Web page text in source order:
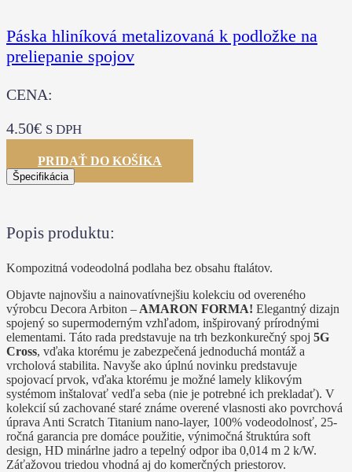
Páska hliníková metalizovaná k podložke na
preliepanie spojov
CENA:
4.50€ S DPH
PRIDAŤ DO KOŠÍKA
Špecifikácia
Popis produktu:
Kompozitná vodeodolná podlaha bez obsahu ftalátov.
Objavte najnovšiu a nainovatívnejšiu kolekciu od overeného
výrobcu Decora Arbiton – AMARON FORMA! Elegantný dizajn
spojený so supermoderným vzhľadom, inšpirovaný prírodnými
elementami. Táto rada predstavuje na trh bezkonkurečný spoj 5G
Cross, vďaka ktorému je zabezpečená jednoduchá montáž a
vrcholová stabilita. Navyše ako úplnú novinku predstavuje
spojovací prvok, vďaka ktorému je možné lamely klikovým
systémom inštalovať vedľa seba (nie je potrebné ich prekladať). V
kolekcií sú zachované staré známe overené vlasnosti ako povrchová
úprava Anti Scratch Titanium nano-layer, 100% vodeodolnosť, 25-
ročná garancia pre domáce použitie, výnimočná štruktúra soft
design, HD minárlne jadro a tepelný odpor iba 0,014 m 2 k/W.
Záťažovou triedou vhodná aj do komerčných priestorov.